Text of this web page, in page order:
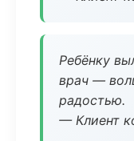
Ребёнку
врач —
радостью.
— Клиент